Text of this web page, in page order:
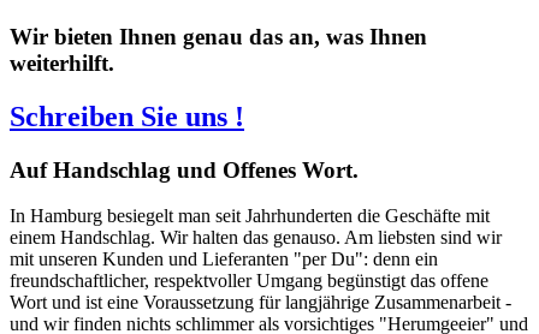
Wir bieten Ihnen genau das an, was Ihnen
weiterhilft.
Schreiben Sie uns !
AufHandschlag und Offenes Wort.
In Hamburg besiegelt man seit Jahrhunderten die Geschäfte mit
einem Handschlag. Wir halten das genauso. Am liebsten sind wir
mit unseren Kunden und Lieferanten "per Du": denn ein
freundschaftlicher, respektvoller Umgang begünstigt das offene
Wort und ist eine Voraussetzung für langjährige Zusammenarbeit -
und wir finden nichts schlimmer als vorsichtiges "Herumgeeier" und